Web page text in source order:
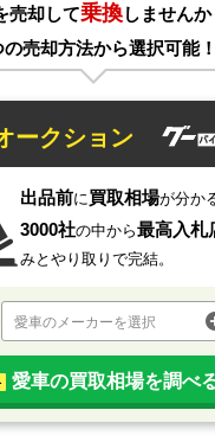
売却して乗換しませんか
の売却方法から選択可能！
ークション
出品前に買取相場が分か
3000社の中から最高入札
みとやり取りで完結。
愛車のメーカーを選択
愛車の買取相場を調べ